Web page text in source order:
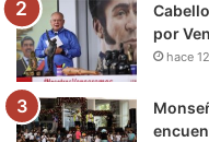
por
hace